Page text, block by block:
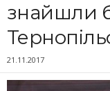
знайшли
21.11.2017